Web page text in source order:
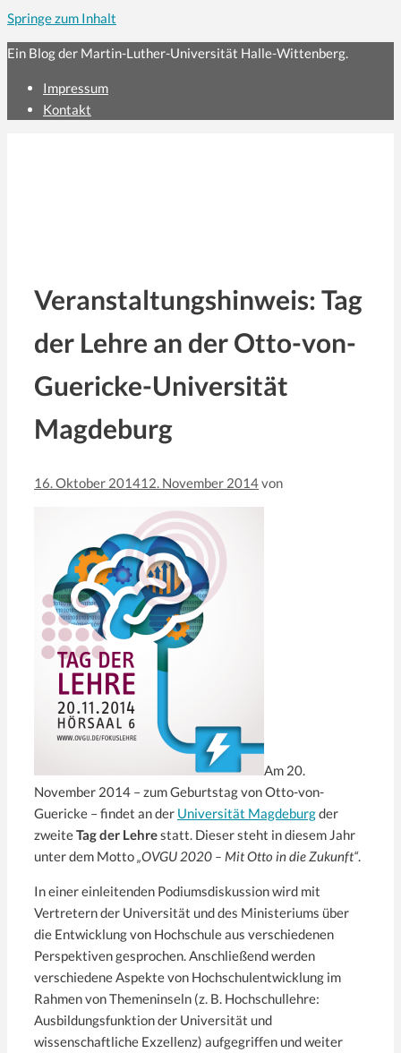
Springe zum Inhalt
Ein Blog der Martin-Luther-Universität Halle-Wittenberg.
Impressum
Kontakt
Veranstaltungshinweis: Tag
der Lehre an der Otto-von-
Guericke-Universität
Magdeburg
16. Oktober 201412. November 2014von
Am 20.
November 2014 – zum Geburtstag von Otto-von-
Guericke – findet an der Universität Magdeburgder
zweiteTag der Lehrestatt. Dieser steht in diesem Jahr
unter dem Motto„OVGU 2020 – Mit Otto in die Zukunft“.
In einer einleitenden Podiumsdiskussion wird mit
Vertretern der Universität und des Ministeriums über
die Entwicklung von Hochschule aus verschiedenen
Perspektiven gesprochen. Anschließend werden
verschiedene Aspekte von Hochschulentwicklung im
Rahmen von Themeninseln (z. B. Hochschullehre:
Ausbildungsfunktion der Universität und
wissenschaftliche Exzellenz) aufgegriffen und weiter